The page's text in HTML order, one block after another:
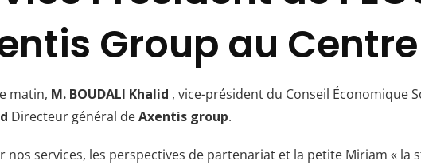
Group au Centre
matin, M. BOUDALI Khalid , vice-président du Conseil Économique
Directeur général deAxentis group.
nos services, les perspectives de partenariat et la petite Miriam « la